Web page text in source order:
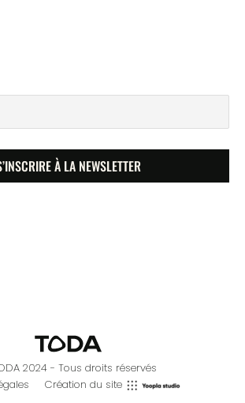
2024 - Tous droits réservés
Création du site